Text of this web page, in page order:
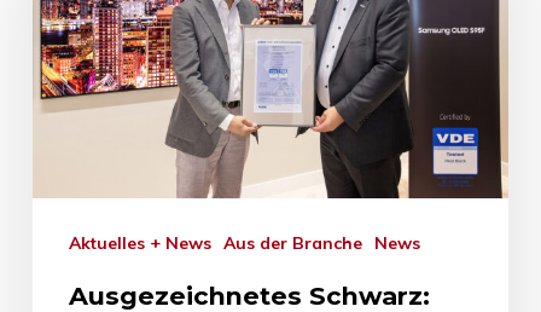
Aktuelles + News Aus der Branche News
Ausgezeichnetes Schwarz: